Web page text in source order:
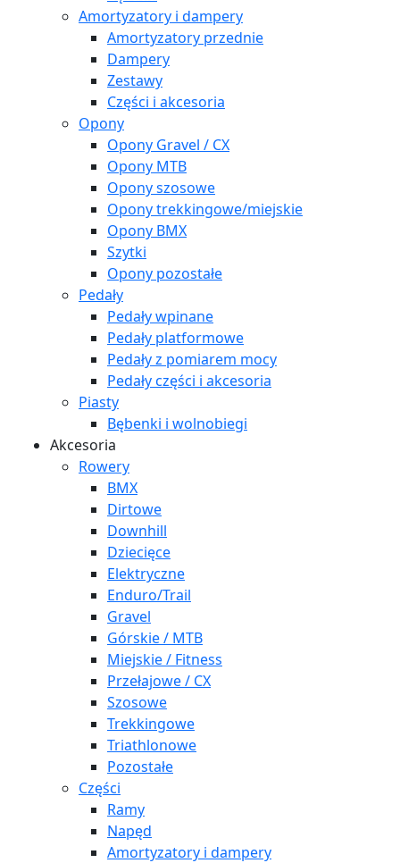
Amortyzatory i dampery
Amortyzatory przednie
Dampery
Zestawy
Części i akcesoria
Opony
Opony Gravel / CX
Opony MTB
Opony szosowe
Opony trekkingowe/miejskie
Opony BMX
Szytki
Opony pozostałe
Pedały
Pedały wpinane
Pedały platformowe
Pedały z pomiarem mocy
Pedały części i akcesoria
Piasty
Bębenki i wolnobiegi
Akcesoria
Rowery
BMX
Dirtowe
Downhill
Dziecięce
Elektryczne
Enduro/Trail
Gravel
Górskie / MTB
Miejskie / Fitness
Przełajowe / CX
Szosowe
Trekkingowe
Triathlonowe
Pozostałe
Części
Ramy
Napęd
Amortyzatory i dampery